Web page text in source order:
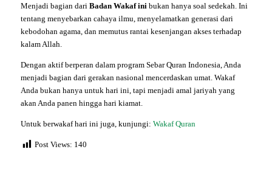
Menjadi bagian dari Badan Wakaf ini bukan hanya soal sedekah. Ini
tentang menyebarkan cahaya ilmu, menyelamatkan generasi dari
kebodohan agama, dan memutus rantai kesenjangan akses terhadap
kalam Allah.
Dengan aktif berperan dalam program Sebar Quran Indonesia, Anda
menjadi bagian dari gerakan nasional mencerdaskan umat. Wakaf
Anda bukan hanya untuk hari ini, tapi menjadi amal jariyah yang
akan Anda panen hingga hari kiamat.
Untuk berwakaf hari ini juga, kunjungi: Wakaf Quran
Post Views: 140